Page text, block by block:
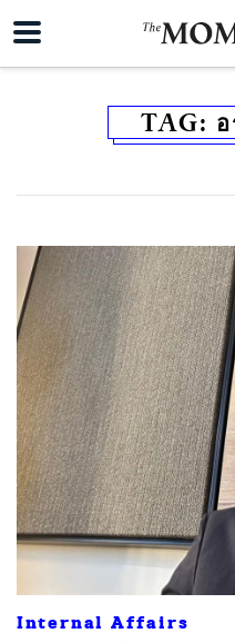
TAG:
Internal Affairs
SHARE